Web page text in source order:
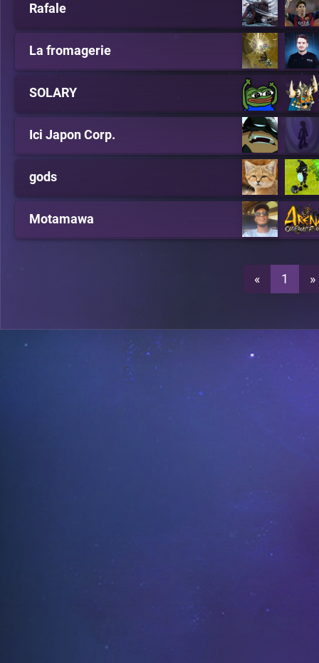
Rafale
La fromagerie
SOLARY
Ici Japon Corp.
gods
Motamawa
« 1 »